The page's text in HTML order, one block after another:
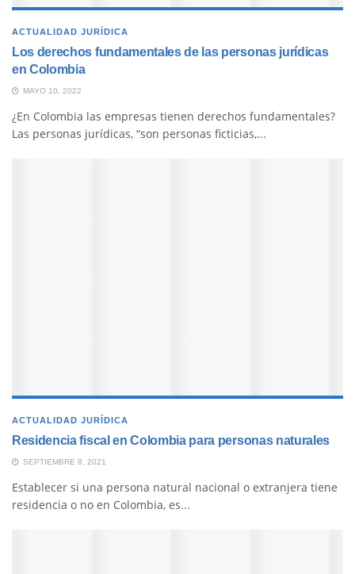
ACTUALIDAD JURÍDICA
Los derechos fundamentales de las personas jurídicas
en Colombia
MAYO 10, 2022
¿En Colombia las empresas tienen derechos fundamentales?
Las personas jurídicas, “son personas ficticias,...
ACTUALIDAD JURÍDICA
Residencia fiscal en Colombia para personas naturales
SEPTIEMBRE 8, 2021
Establecer si una persona natural nacional o extranjera tiene
residencia o no en Colombia, es...